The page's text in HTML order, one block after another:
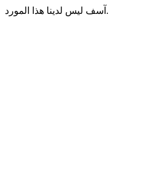
آسف ليس لدينا هذا المورد.